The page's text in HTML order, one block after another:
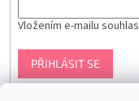
Vložením e-mailu
PŘIHLÁSIT SE